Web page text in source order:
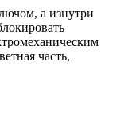
а изнутри
часть,